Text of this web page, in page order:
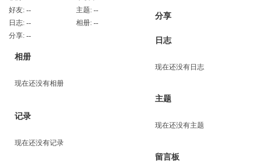
好友: -- 主题: --
日志: -- 相册: --
分享: --
相册
现在还没有相册
记录
现在还没有记录
分享
日志
现在还没有日志
主题
现在还没有主题
留言板